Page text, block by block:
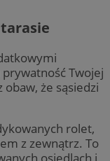
Twojej
że sąsiedzi
rolet,
z zewnątrz. To